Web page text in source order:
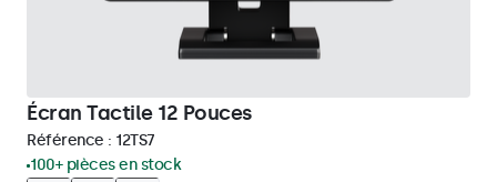
Écran Tactile 12 Pouces
Référence : 12TS7
100+ pièces en stock